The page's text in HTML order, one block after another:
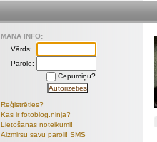
MANA INFO:
Vārds:
Parole:
Cepumiņu?
Reģistrēties?
Kas ir fotoblog.ninja?
Lietošanas noteikumi!
Aizmirsu savu paroli! SMS